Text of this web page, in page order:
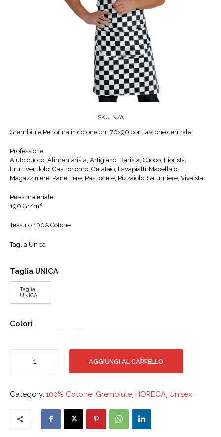
SKU: N/A
Grembiule Pettorina in cotone cm 70×90 con tascone centrale.
Professione
Aiuto cuoco, Alimentarista, Artigiano, Barista, Cuoco, Fiorista,
Fruttivendolo, Gastronomo, Gelataio, Lavapiatti, Macellaio,
Magazziniere, Panettiere, Pasticcere, Pizzaiolo, Salumiere, Vivaista
Peso materiale
190 Gr/m²
Tessuto 100% Cotone
Taglia Unica
Taglia UNICA
Taglia
UNICA
Colori
Pettorina
con
Arrotondata
AGGIUNGI AL CARRELLO
Category: 100% Cotone Grembiule HORECA Unisex